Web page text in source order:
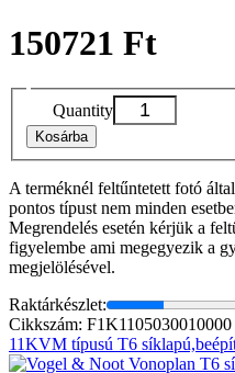
150721 Ft
Quantity
Kosárba
A terméknél feltűntetett fotó
pontos típust nem minden
Megrendelés esetén kérjük a
figyelembe ami megegyezik a
megjelölésével.
Raktárkészlet:
Cikkszám: F1K1105030010000
11KVM típusú T6